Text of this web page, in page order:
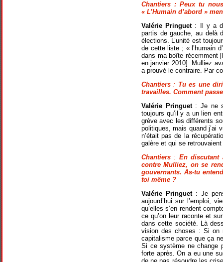
Chantiers : Peux tu
« L’Humain d’abord »
Valérie Pringuet: Il y a
partis de gauche, au delà
élections. L’unité est
de cette liste ; « l’humain
dans ma boîte récemment
en janvier 2010]. Mulliez
a prouvé le contraire. Par
Chantiers : Tu es une
travailles. Comment
Valérie Pringuet : Je ne
toujours qu’il y a un lien
grève avec les différents
politiques, mais quand j’ai
n’était pas de la
galère et qui se
Chantiers : En discutant
contre Mulliez, on se
gouvernants. As-tu
toi même ?
Valérie Pringuet: Je
aujourd’hui sur l’emploi,
qu’elles s’en rendent
ce qu’on leur raconte et
dans cette société. Là
vision des choses : Si on
capitalisme parce que ça
Si ce système ne change
forte après. On a eu une